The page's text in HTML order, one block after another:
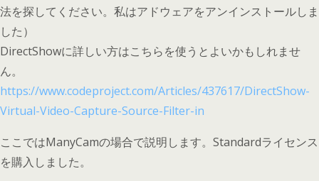
法を探してください。私はアドウェアをアンインストールしま
した）
DirectShowに詳しい方はこちらを使うとよいかもしれませ
ん。
https://www.codeproject.com/Articles/437617/DirectShow-
Virtual-Video-Capture-Source-Filter-in
ここではManyCamの場合で説明します。Standardライセンス
を購入しました。